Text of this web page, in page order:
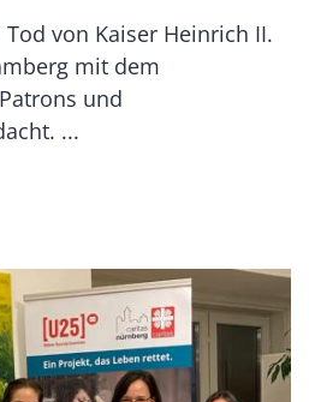
Tod von Kaiser Heinrich II.
mit dem
und
...